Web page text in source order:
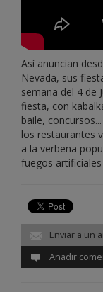
Así anuncian
Nevada, sus
semana del 4 de
fiesta, con
baile,
los restaurantes
a la verbena
fuegos
Enviar a un
Añadir